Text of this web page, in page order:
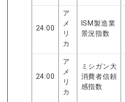
24:00
ア
メ
リ
カ
ISM製造業
景況指数
24:00
ア
メ
リ
カ
ミシガン大
消費者信頼
感指数